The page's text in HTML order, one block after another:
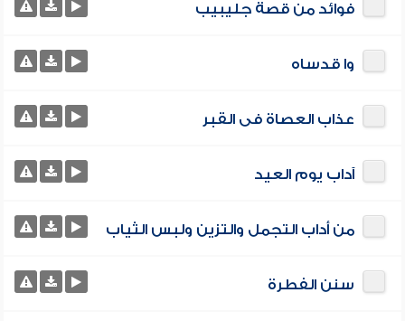
فوائد من قصة جليبيب
وا قدساه
عذاب العصاة فى القبر
آداب يوم العيد
من أداب التجمل والتزين ولبس الثياب
سنن الفطرة